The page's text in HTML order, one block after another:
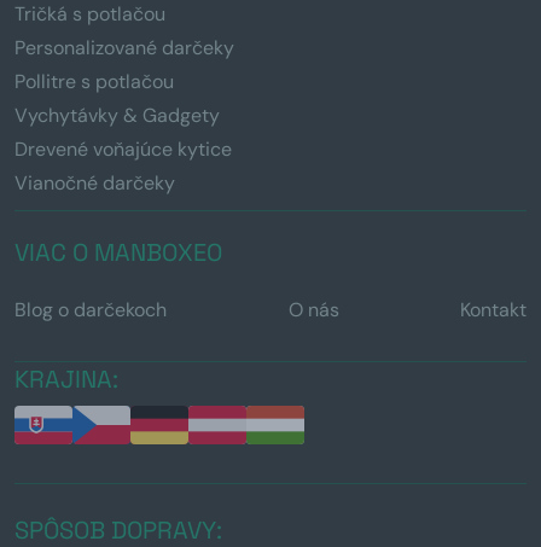
Tričká s potlačou
Personalizované darčeky
Pollitre s potlačou
Vychytávky & Gadgety
Drevené voňajúce kytice
Vianočné darčeky
VIAC O MANBOXEO
Blog o darčekoch O nás Kontakt
KRAJINA:
SPÔSOB DOPRAVY: